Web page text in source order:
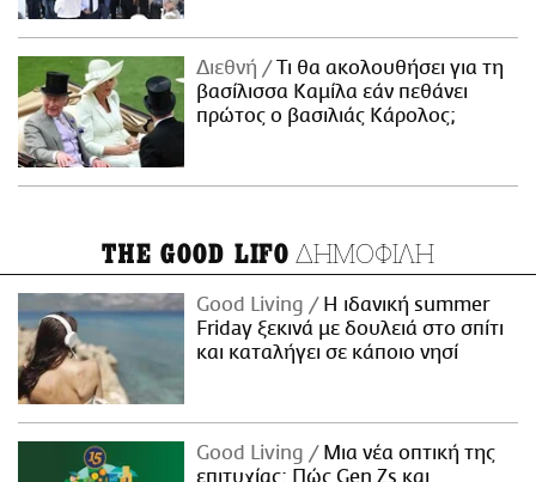
Διεθνή
Τι θα ακολουθήσει για τη
βασίλισσα Καμίλα εάν πεθάνει
πρώτος ο βασιλιάς Κάρολος;
THE GOOD LIFO ΔΗΜΟΦΙΛΗ
Good Living
Η ιδανική summer
Friday ξεκινά με δουλειά στο σπίτι
και καταλήγει σε κάποιο νησί
Good Living
Μια νέα οπτική της
επιτυχίας: Πώς Gen Zs και